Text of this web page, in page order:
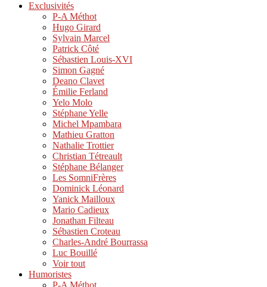
Exclusivités
P-A Méthot
Hugo Girard
Sylvain Marcel
Patrick Côté
Sébastien Louis-XVI
Simon Gagné
Deano Clavet
Émilie Ferland
Yelo Molo
Stéphane Yelle
Michel Mpambara
Mathieu Gratton
Nathalie Trottier
Christian Tétreault
Stéphane Bélanger
Les SomniFrères
Dominick Léonard
Yanick Mailloux
Mario Cadieux
Jonathan Filteau
Sébastien Croteau
Charles-André Bourrassa
Luc Bouillé
Voir tout
Humoristes